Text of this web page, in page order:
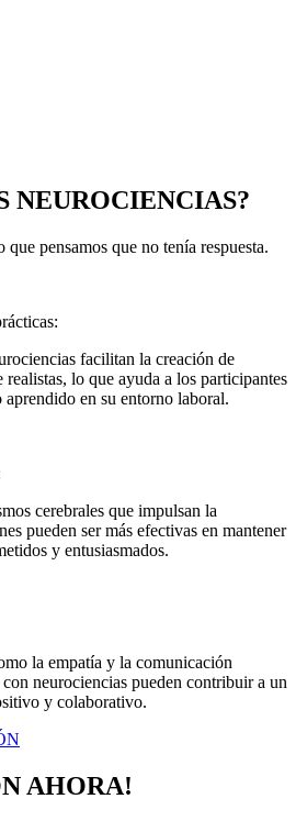
NEUROCIENCIAS?
pensamos que no tenía respuesta.
facilitan la creación de
realistas, lo que ayuda a los participantes
en su entorno laboral.
cerebrales que impulsan la
pueden ser más efectivas en mantener
y entusiasmados.
la empatía y la comunicación
neurociencias pueden contribuir a un
y colaborativo.
AHORA!